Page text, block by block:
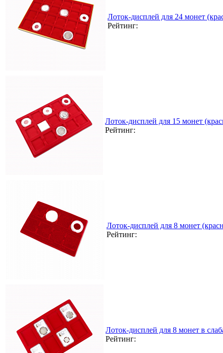
Лоток-дисплей для 24 монет
Рейтинг:
Лоток-дисплей для 15 монет
Рейтинг:
Лоток-дисплей для 8 монет
Рейтинг:
Лоток-дисплей для 8 монет в
Рейтинг: